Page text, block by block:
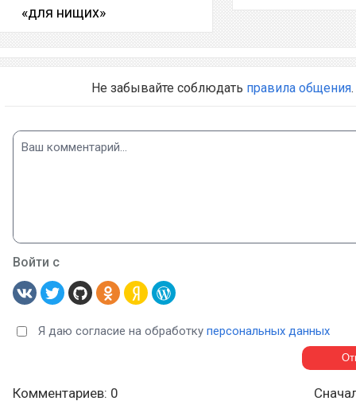
«для нищих»
Не забывайте соблюдать правила общения.
Войти с
Я даю согласие на обработку персональных данных
Комментариев: 0